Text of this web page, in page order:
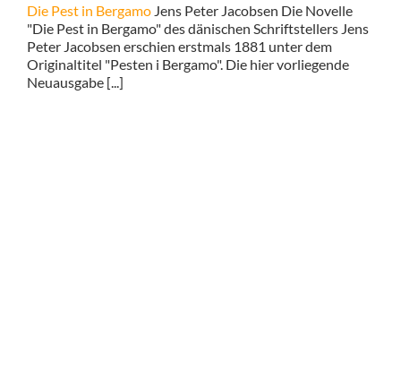
Die Pest in Bergamo Jens Peter Jacobsen Die Novelle
"Die Pest in Bergamo" des dänischen Schriftstellers Jens
Peter Jacobsen erschien erstmals 1881 unter dem
Originaltitel "Pesten i Bergamo". Die hier vorliegende
Neuausgabe [...]